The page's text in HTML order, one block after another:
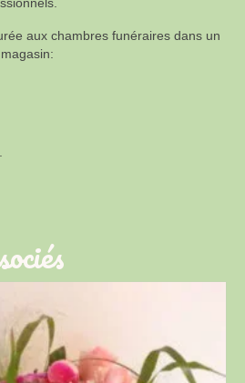
aux chambres funéraires dans un